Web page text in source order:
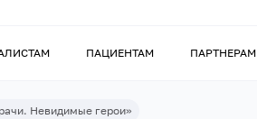
ПАЦИЕНТАМ ПАРТНЕРАМ
Невидимые герои»